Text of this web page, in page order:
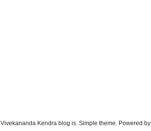
Vivekananda Kendra blog is. Simple theme. Powered by